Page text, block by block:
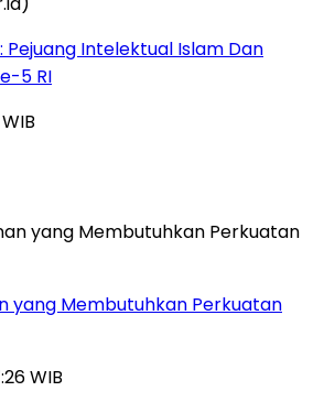
Intelektual Islam Dan
5 RI
yang Membutuhkan Perkuatan
WIB